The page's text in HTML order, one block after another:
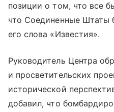
позиции о том, что все
что Соединенные Штаты
его слова «Известия».
Руководитель Центра
и просветительских
исторической
добавил, что